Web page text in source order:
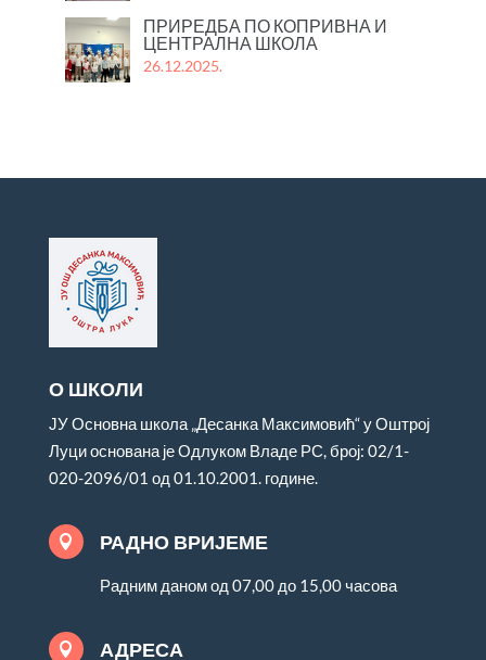
ПРИРЕДБА ПО КОПРИВНА И
ЦЕНТРАЛНА ШКОЛА
26.12.2025.
О ШКОЛИ
ЈУ Основна школа „Десанка Максимовић“ у Оштрој
Луци основана је Одлуком Владе РС, број: 02/1-
020-2096/01 од 01.10.2001. године.
 РАДНО ВРИЈЕМЕ
Радним даном од 07,00 до 15,00 часова
 АДРЕСА